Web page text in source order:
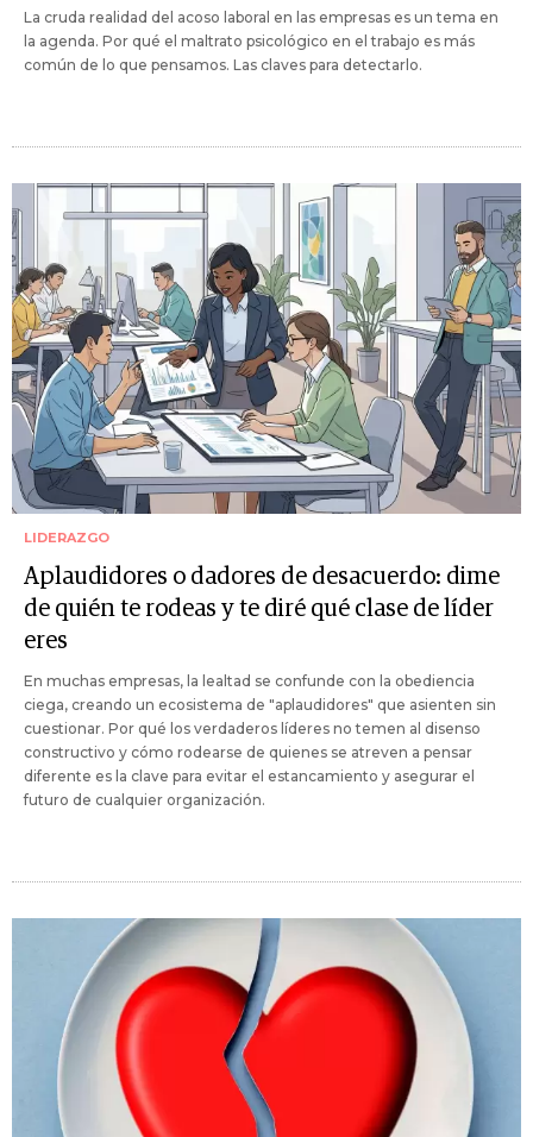
La cruda realidad del acoso laboral en las empresas es un tema en
la agenda. Por qué el maltrato psicológico en el trabajo es más
común de lo que pensamos. Las claves para detectarlo.
LIDERAZGO
Aplaudidores o dadores de desacuerdo: dime
de quién te rodeas y te diré qué clase de líder
eres
En muchas empresas, la lealtad se confunde con la obediencia
ciega, creando un ecosistema de "aplaudidores" que asienten sin
cuestionar. Por qué los verdaderos líderes no temen al disenso
constructivo y cómo rodearse de quienes se atreven a pensar
diferente es la clave para evitar el estancamiento y asegurar el
futuro de cualquier organización.